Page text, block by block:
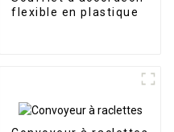
flexible en plastique